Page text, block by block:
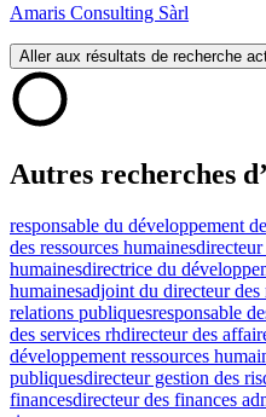
Amaris Consulting Sàrl
Aller aux résultats de recherche
Autres recherches
responsable du développement
des ressources humainesdirecteur
humainesdirectrice du
humainesadjoint du directeur des
relations publiquesresponsable
des services rhdirecteur des
développement ressources
publiquesdirecteur gestion des
financesdirecteur des finances